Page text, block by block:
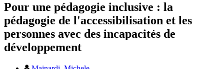
Pour une pédagogie inclusive : la
pédagogie de l'accessibilisation et les
personnes avec des incapacités de
développement